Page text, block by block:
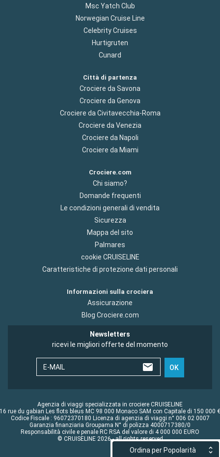
Ordina per Popolarità
Msc Yatch Club
Norwegian Cruise Line
Celebrity Cruises
Hurtigruten
Cunard
Città di partenza
Crociere da Savona
Crociere da Genova
Crociere da Civitavecchia-Roma
Crociere da Venezia
Crociere da Napoli
Crociere da Miami
Crociere.com
Chi siamo?
Domande frequenti
Le condizioni generali di vendita
Sicurezza
Mappa del sito
Palmares
cookie CRUISELINE
Caratteristiche di protezione dati personali
Informazioni sulla crociera
Assicurazione
Blog Crociere.com
Newsletters
ricevi le migliori offerte del momento
E-MAIL OK
Agenzia di viaggi specializzata in crociere CRUISELINE
16 rue du gabian Les flots bleus MC 98 000 Monaco SAM con Capitale di 150 000 €
Codice Fiscale : 96072370180 Licenza di agenzia di viaggi n° 006 02 0007
Garanzia finanziaria Groupama N° di polizza 4000717380/0
Responsabilità civile e penale RC RSA del valore di 4 000 000 EURO
© CRUISELINE 2026 - all rights reserved